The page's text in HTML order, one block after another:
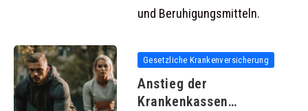
und Beruhigungsmitteln.
Gesetzliche Krankenversicherung
Anstieg der
Krankenkassen